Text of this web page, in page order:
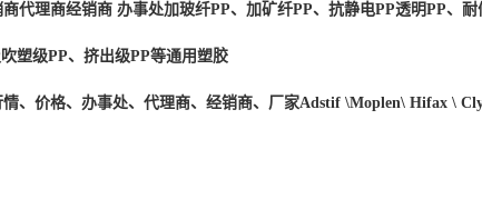
商代理商经销商 办事处加玻纤PP、加矿纤PP、抗静电PP透明PP、
塑级PP、挤出级PP等通用塑胶
、价格、办事处、代理商、经销商、厂家Adstif \Moplen\ Hifax \